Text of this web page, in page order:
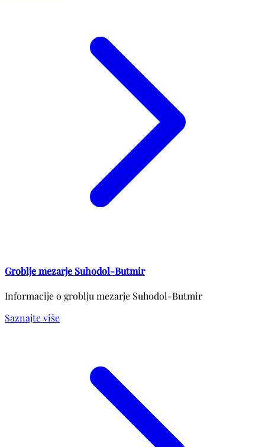
Groblje mezarje Suhodol-Butmir
Informacije o groblju mezarje Suhodol-Butmir
Saznajte više